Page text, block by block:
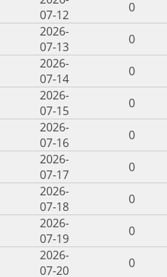
07-12
0
2026-
07-13
0
2026-
07-14
0
2026-
07-15
0
2026-
07-16
0
2026-
07-17
0
2026-
07-18
0
2026-
07-19
0
2026-
07-20
0